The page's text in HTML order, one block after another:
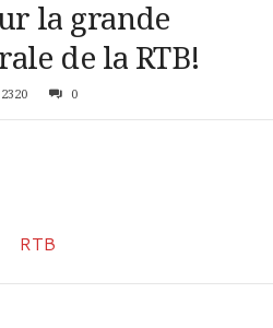
la grande
de la RTB!
2320 0